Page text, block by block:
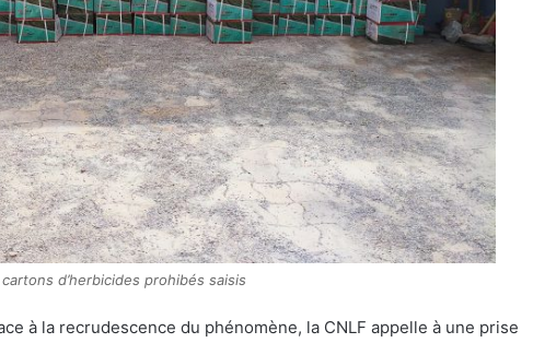
d’herbicides prohibés saisis
à la recrudescence du phénomène, la CNLF appelle à une prise